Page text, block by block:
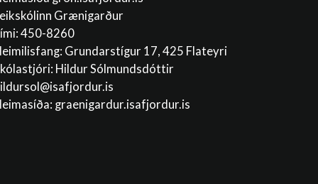
Grænigarður
450-8260
Grundarstígur 17, 425 Flateyri
Hildur Sólmundsdóttir
graenigardur.isafjordur.is